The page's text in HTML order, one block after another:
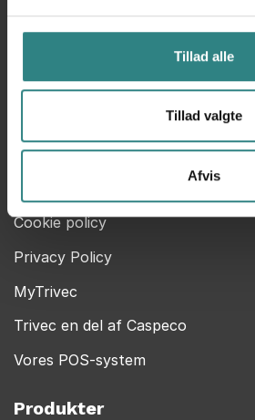
Tillad alle
Tillad valgte
Afvis
1711 København V
Trivec
Kontakt
Cookie policy
Privacy Policy
MyTrivec
Trivec en del af Caspeco
Vores POS-system
Produkter